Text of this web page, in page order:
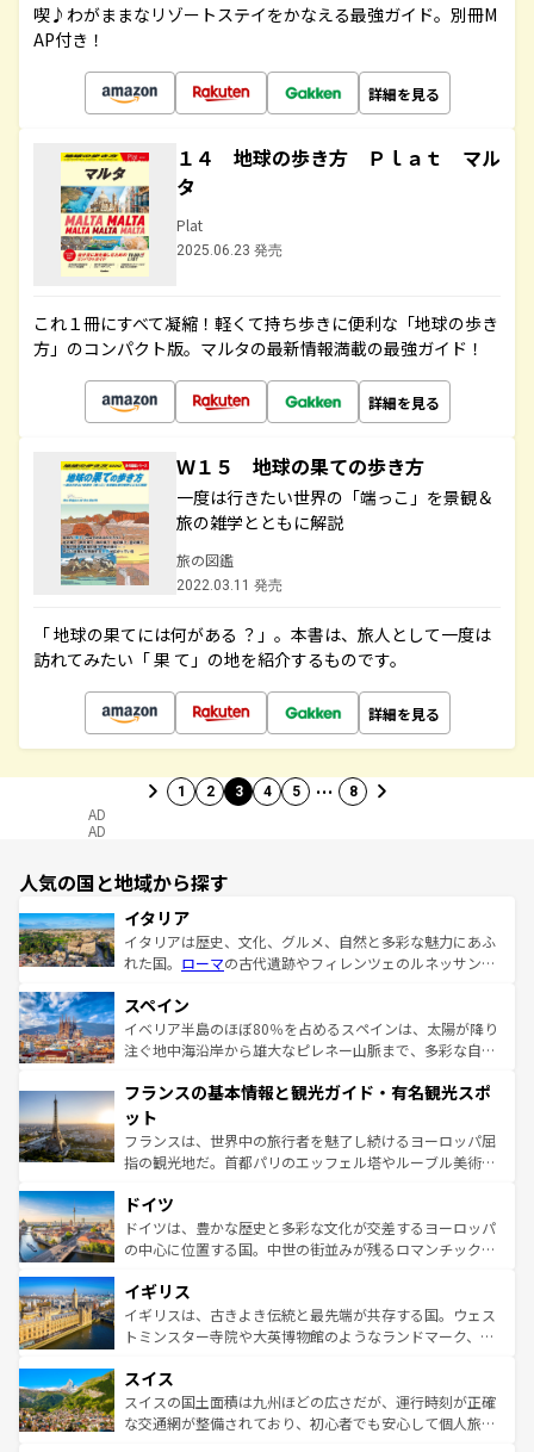
喫♪わがままなリゾートステイをかなえる最強ガイド。別冊M
AP付き！
詳細を見る
１４ 地球の歩き方 Ｐｌａｔ マル
タ
Plat
2025.06.23 発売
これ１冊にすべて凝縮！軽くて持ち歩きに便利な「地球の歩き
方」のコンパクト版。マルタの最新情報満載の最強ガイド！
詳細を見る
Ｗ１５ 地球の果ての歩き方
一度は行きたい世界の「端っこ」を景観＆
旅の雑学とともに解説
旅の図鑑
2022.03.11 発売
「 地球の果てには何がある ？」。本書は、旅人として一度は
訪れてみたい「 果 て」の地を紹介するものです。
詳細を見る
1 2 3 4 5 … 8
AD
AD
人気の国と地域から探す
イタリア
イタリアは歴史、文化、グルメ、自然と多彩な魅力にあふ
れた国。 ローマの古代遺跡やフィレンツェのルネッサンス
ろん、トスカーナの美しい田園風景やアマルフィ海岸の絶
景など、自然景観も見逃せない。観光の合間には、本場の
ピザやパスタなど、絶品のイタリア料理を堪能することも
ませてくれるイタリアで、忘れられない旅をしてみよう！
なお、新着のイタリア情報は
しい。
スペイン
イベリア半島のほぼ80％を占めるスペインは、太陽が降り
注ぐ地中海沿岸から雄大なピレネー山脈まで、多彩な自然
文化が根付くこの国では、情熱的なフラメンコ、熱気あふ
れる闘牛、そして美味しいタパスが生活の一部となってい
る。首都マドリードの洗練された雰囲気や、バルセロナの
アートに溢れた街角から、地方では古代ローマ遺跡や中世
せる。地方によって風土や気候が異なるスペインはその個
性で訪れる人を魅了する。 なお、新着のスペイン情報は コ
ンテンツ一覧を参照してほしい。
フランスの基本情報と観光ガイド・有名観光スポ
ット
フランスは、世界中の旅行者を魅了し続けるヨーロッパ屈
指の観光地だ。首都パリのエッフェル塔やルーブル美術館
で、幅広い魅力が詰まっている。華麗な宮殿、歴史的な大
聖堂、美しいビーチ、そして豊かな自然が、訪れる者を心
から魅了する。また、フランスは美食の国としても知ら
いる。シャンパンの発祥地であるランス、プロヴァンスの
香り高いラベンダー畑など、多彩な楽しみ方が可能だ。さ
らに、パリ以外の地域にも魅力が溢れており、どの街角に
れる地方に足を運ぶとそれぞれで全く異なる文化を体験で
きるだろう。 なお、新着のフランス情報はコンテンツ一覧
を参照してほしい。
ドイツ
ドイツは、豊かな歴史と多彩な文化が交差するヨーロッパ
の中心に位置する国。中世の街並みが残るロマンチック街
顔を持つこの国は、どこを歩いても飽きることがない。ベ
ルリンの文化的活気、バイエルン州のアルプスの絶景、そ
してライン川沿いのワイン畑といった風景は必見。ビール
は、お酒好きな人にはぜひ体験してほしい。 なお、新着の
ドイツ情報はコンテンツ一覧を参照してほしい。
イギリス
イギリスは、古きよき伝統と最先端が共存する国。ウェス
トミンスター寺院や大英博物館のようなランドマーク、歴
リアごとに異なる魅力がある。また、優雅なアフタヌーン
ティー、ビール好きにはたまらない英国パブ、サッカー観
戦など、本場だからこそできる体験も豊富。イギリスを旅
スイス
スイスの国土面積は九州ほどの広さだが、運行時刻が正確
な交通網が整備されており、初心者でも安心して個人旅行